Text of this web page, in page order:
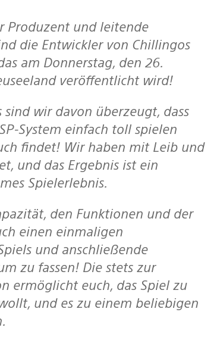
die Entwickler von Chillingos
am Donnerstag, den 26.
veröffentlicht wird!
System einfach toll spielen
findet! Wir haben mit Leib und
und das Ergebnis ist ein
Spielerlebnis.
einen einmaligen
und anschließende
zu fassen! Die stets zur
ermöglicht euch, das Spiel zu
und es zu einem beliebigen